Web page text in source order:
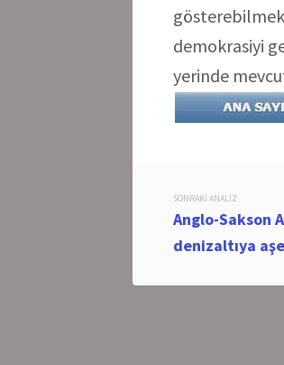
demokrasiyi
yerinde
Post
SONRAKI ANALIZ
Anglo-Sakson
denizaltıya